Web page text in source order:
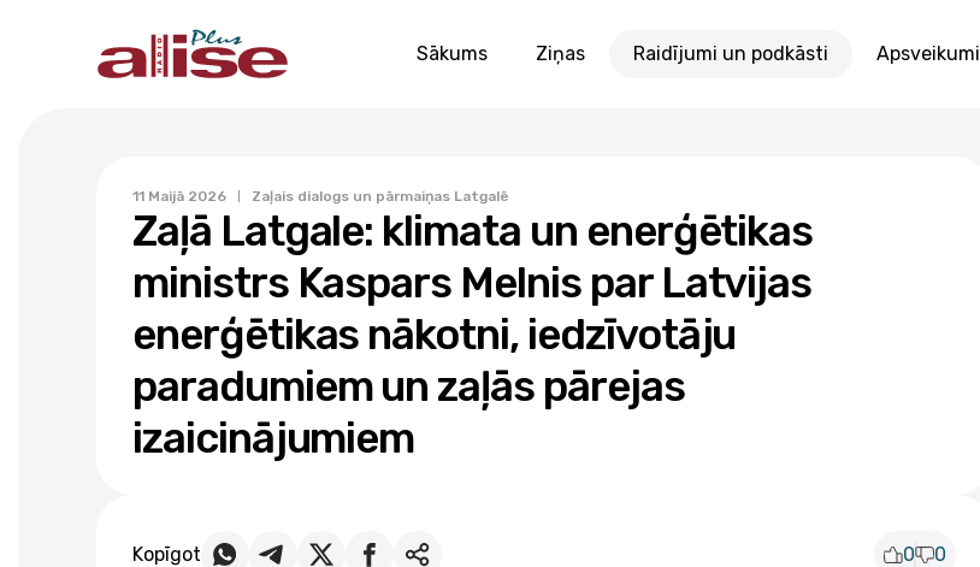
Sākums Ziņas Raidījumi un podkāsti Apsveikumi
11 Maijā 2026 Zaļais dialogs un pārmaiņas Latgalē
Zaļā Latgale: klimata un enerģētikas
ministrs Kaspars Melnis par Latvijas
enerģētikas nākotni, iedzīvotāju
paradumiem un zaļās pārejas
izaicinājumiem
Kopīgot 0 0